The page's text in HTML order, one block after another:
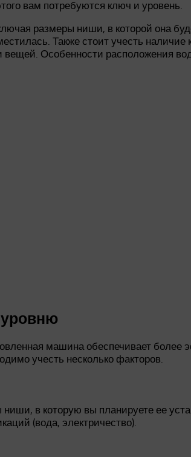
вам потребуются ключ и уровень.
размеры ниши, в которой она
Также стоит учесть наличие
Особенности расположения
машина обеспечивает более
учесть несколько факторов.
в которую вы планируете ее
(вода, электричество).